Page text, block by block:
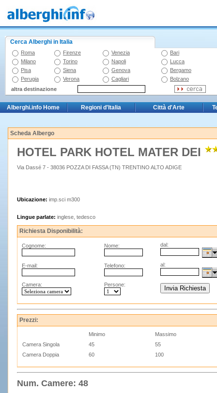
Cerca Alberghi in Italia
Roma Firenze Venezia
Bari
Milano
Torino Napoli
Lucca
Pisa
Siena Genova
Bergamo
Perugia
Verona Cagliari
Bolzano
altra destinazione
Alberghi.info Home Regioni d'Italia Città d'Arte
Scheda Albergo
HOTEL PARK HOTEL MATER DEI
Via Dassé 7 - 38036 POZZA DI FASSA (TN) TRENTINO ALTO ADIGE
Ubicazione: imp.sci m300
Lingue parlate: inglese, tedesco
Richiesta Disponibilità:
Cognome: Nome: dal:
E-mail: Telefono: al:
Camera: Persone:
Prezzi:
Minimo
Massimo
Camera Singola
45
55
Camera Doppia
60 100
Num. Camere: 48